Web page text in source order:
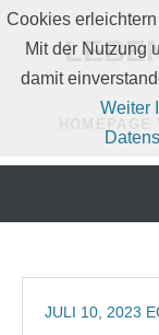
Zum
Inhalt
springen
Zum
springen
JULI 10, 2023
Cookies
Mit der Nutzung
damit
Weiter